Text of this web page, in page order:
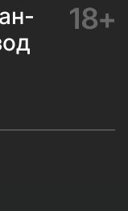
18+